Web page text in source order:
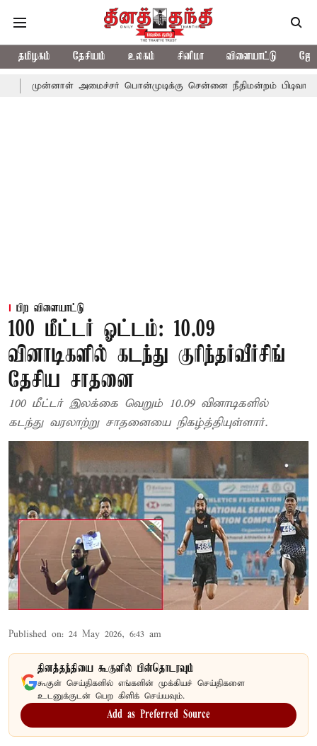
தமிழகம் தேசியம் உலகம் சினிமா விளையாட்டு
அமைச்சர் பொன்முடிக்கு சென்னை நீதிமன்றம் பிடிவாராண்ட்
பிற விளையாட்டு
100 மீட்டர் ஓட்டம்: 10.09
வினாடிகளில் கடந்து குரிந்தர்வீர்சிங்
தேசிய சாதனை
100 மீட்டர் இலக்கை வெறும் 10.09 வினாடிகளில்
கடந்து வரலாற்று சாதனையை நிகழ்த்தியுள்ளார்.
Published on: 24 May 2026, 6:43 am
தினத்தந்தியை கூகுளில் பின்தொடரவும்
கூகுள் செய்திகளில் எங்களின் முக்கியச் செய்திகளை
உடனுக்குடன் பெற கிளிக் செய்யவும்.
Add as Preferred Source